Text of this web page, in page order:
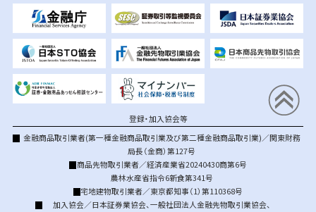
登録・加入協会等
金融商品取引業者(第一種金融商品取引業及び第二種金融商品取引業)／関東財務
局長（金商）第127号
商品先物取引業者／経済産業省20240430商第6号
農林水産省指令6新食第341号
宅地建物取引業者／東京都知事（1）第110368号
加入協会／日本証券業協会、一般社団法人金融先物取引業協会、